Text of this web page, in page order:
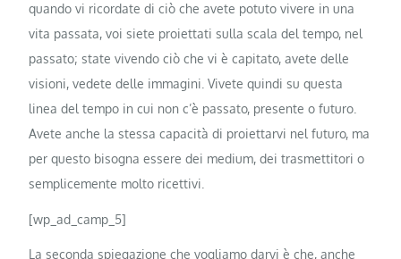
quando vi ricordate di ciò che avete potuto vivere in una
vita passata, voi siete proiettati sulla scala del tempo, nel
passato; state vivendo ciò che vi è capitato, avete delle
visioni, vedete delle immagini. Vivete quindi su questa
linea del tempo in cui non c’è passato, presente o futuro.
Avete anche la stessa capacità di proiettarvi nel futuro, ma
per questo bisogna essere dei medium, dei trasmettitori o
semplicemente molto ricettivi.
[wp_ad_camp_5]
La seconda spiegazione che vogliamo darvi è che, anche